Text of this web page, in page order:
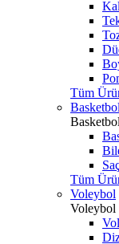
Tüm
Basketbol
Basketbol
Tüm
Voleybol
Voleybol